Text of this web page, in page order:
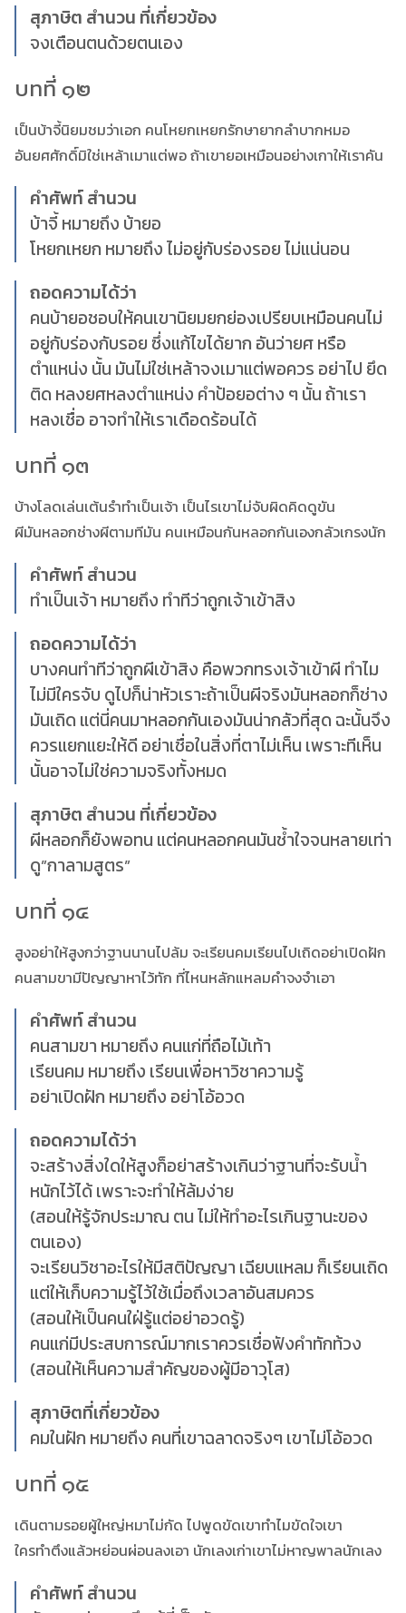
สุภาษิต สำนวน ที่เกี่ยวข้อง
จงเตือนตนด้วยตนเอง
บทที่ ๑๒
เป็นบ้าจี้นิยมชมว่าเอก คนโหยกเหยกรักษายากลำบากหมอ
อันยศศักดิ์มิใช่เหล้าเมาแต่พอ ถ้าเขายอเหมือนอย่างเกาให้เราคัน
คำศัพท์ สำนวน
บ้าจี้ หมายถึง บ้ายอ
โหยกเหยก หมายถึง ไม่อยู่กับร่องรอย ไม่แน่นอน
ถอดความได้ว่า
คนบ้ายอชอบให้คนเขานิยมยกย่องเปรียบเหมือนคนไม่
อยู่กับร่องกับรอย ซึ่งแก้ไขได้ยาก อันว่ายศ หรือ
ตำแหน่ง นั้น มันไม่ใช่เหล้าจงเมาแต่พอควร อย่าไป ยึด
ติด หลงยศหลงตำแหน่ง คำป้อยอต่าง ๆ นั้น ถ้าเรา
หลงเชื่อ อาจทำให้เราเดือดร้อนได้
บทที่ ๑๓
บ้างโลดเล่นเต้นรำทำเป็นเจ้า เป็นไรเขาไม่จับผิดคิดดูขัน
ผีมันหลอกช่างผีตามทีมัน คนเหมือนกันหลอกกันเองกลัวเกรงนัก
คำศัพท์ สำนวน
ทำเป็นเจ้า หมายถึง ทำทีว่าถูกเจ้าเข้าสิง
ถอดความได้ว่า
บางคนทำทีว่าถูกผีเข้าสิง คือพวกทรงเจ้าเข้าผี ทำไม
ไม่มีใครจับ ดูไปก็น่าหัวเราะถ้าเป็นผีจริงมันหลอกก็ช่าง
มันเถิด แต่นี่คนมาหลอกกันเองมันน่ากลัวที่สุด ฉะนั้นจึง
ควรแยกแยะให้ดี อย่าเชื่อในสิ่งที่ตาไม่เห็น เพราะทีเห็น
นั้นอาจไม่ใช่ความจริงทั้งหมด
สุภาษิต สำนวน ที่เกี่ยวข้อง
ผีหลอกก็ยังพอทน แต่คนหลอกคนมันช้ำใจจนหลายเท่า
ดู”กาลามสูตร”
บทที่ ๑๔
สูงอย่าให้สูงกว่าฐานนานไปล้ม จะเรียนคมเรียนไปเถิดอย่าเปิดฝัก
คนสามขามีปัญญาหาไว้ทัก ที่ไหนหลักแหลมคำจงจำเอา
คำศัพท์ สำนวน
คนสามขา หมายถึง คนแก่ที่ถือไม้เท้า
เรียนคม หมายถึง เรียนเพื่อหาวิชาความรู้
อย่าเปิดฝัก หมายถึง อย่าโอ้อวด
ถอดความได้ว่า
จะสร้างสิ่งใดให้สูงก็อย่าสร้างเกินว่าฐานที่จะรับน้ำ
หนักไว้ได้ เพราะจะทำให้ล้มง่าย
(สอนให้รู้จักประมาณ ตน ไม่ให้ทำอะไรเกินฐานะของ
ตนเอง)
จะเรียนวิชาอะไรให้มีสติปัญญา เฉียบแหลม ก็เรียนเถิด
แต่ให้เก็บความรู้ไว้ใช้เมื่อถึงเวลาอันสมควร
(สอนให้เป็นคนใฝ่รู้แต่อย่าอวดรู้)
คนแก่มีประสบการณ์มากเราควรเชื่อฟังคำทักท้วง
(สอนให้เห็นความสำคัญของผู้มีอาวุโส)
สุภาษิตที่เกี่ยวข้อง
คมในฝัก หมายถึง คนที่เขาฉลาดจริงๆ เขาไม่โอ้อวด
บทที่ ๑๕
เดินตามรอยผู้ใหญ่หมาไม่กัด ไปพูดขัดเขาทำไมขัดใจเขา
ใครทำตึงแล้วหย่อนผ่อนลงเอา นักเลงเก่าเขาไม่หาญพาลนักเลง
คำศัพท์ สำนวน